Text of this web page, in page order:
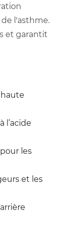
l'asthme.
et garantit
l’acide
les
et les